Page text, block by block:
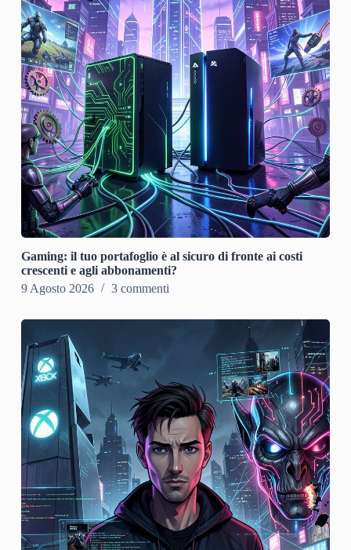
Gaming: il tuo portafoglio è al sicuro di fronte ai costi
crescenti e agli abbonamenti?
9 Agosto 2026
3 commenti